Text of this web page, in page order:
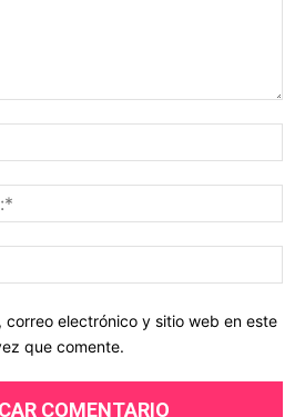
correo electrónico y sitio web en este
que comente.